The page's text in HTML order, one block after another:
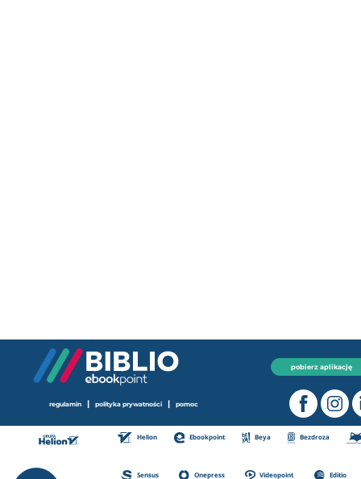
pobierz aplikację
regulamin | polityka prywatności | pomoc
Helion Ebookpoint Beya Bezdroza
Sensus Onepress Videopoint Editio